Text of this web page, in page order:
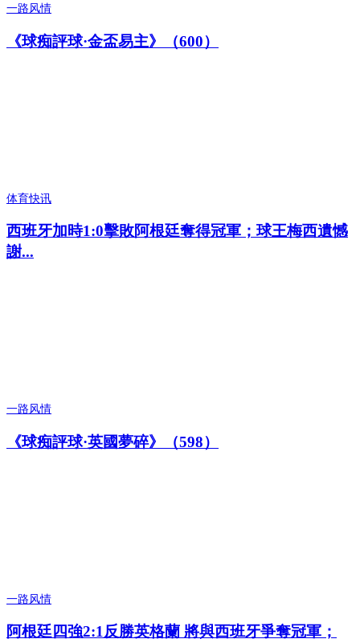
一路风情
《球痴評球·金盃易主》（600）
体育快讯
西班牙加時1:0擊敗阿根廷奪得冠軍；球王梅西遺憾
謝...
一路风情
《球痴評球·英國夢碎》（598）
一路风情
阿根廷四強2:1反勝英格蘭 將與西班牙爭奪冠軍；